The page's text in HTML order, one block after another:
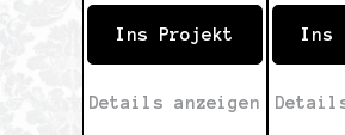
Ins Projekt
Details anzeigen
Ins